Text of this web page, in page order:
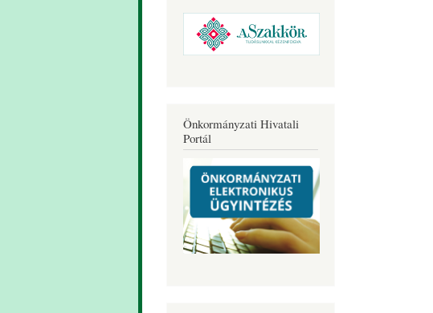
Önkormányzati Hivatali
Portál